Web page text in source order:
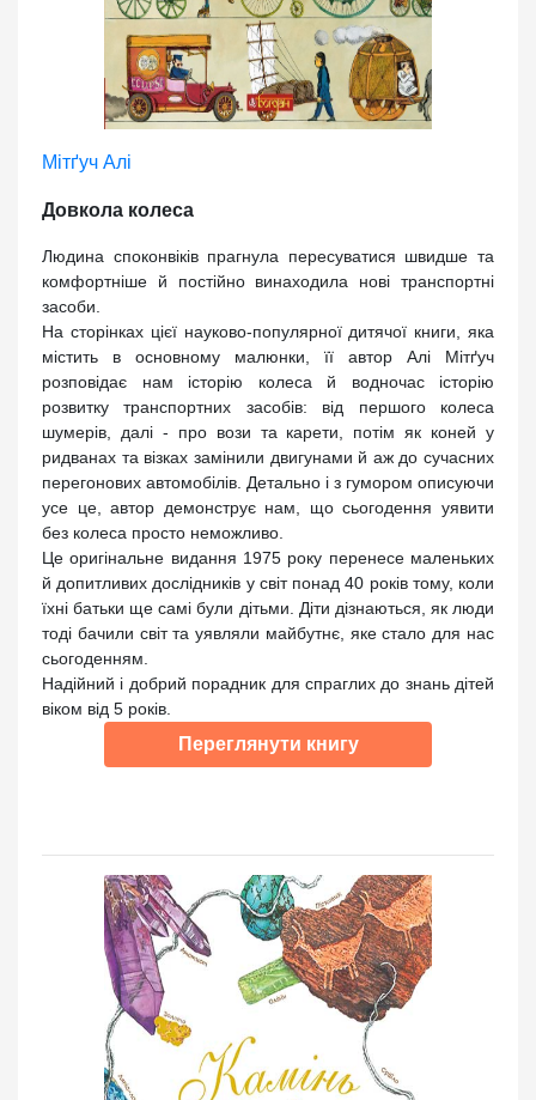
Мітґуч Алі
Довкола колеса
Людина споконвіків прагнула пересуватися швидше та
комфортніше й постійно винаходила нові транспортні
засоби.
На сторінках цієї науково-популярної дитячої книги, яка
містить в основному малюнки, її автор Алі Мітґуч
розповідає нам історію колеса й водночас історію
розвитку транспортних засобів: від першого колеса
шумерів, далі - про вози та карети, потім як коней у
ридванах та візках замінили двигунами й аж до сучасних
перегонових автомобілів. Детально і з гумором описуючи
усе це, автор демонструє нам, що сьогодення уявити
без колеса просто неможливо.
Це оригінальне видання 1975 року перенесе маленьких
й допитливих дослідників у світ понад 40 років тому, коли
їхні батьки ще самі були дітьми. Діти дізнаються, як люди
тоді бачили світ та уявляли майбутнє, яке стало для нас
сьогоденням.
Надійний і добрий порадник для спраглих до знань дітей
віком від 5 років.
Переглянути книгу